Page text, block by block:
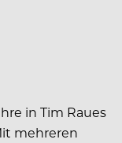
in Tim Raues
mehreren